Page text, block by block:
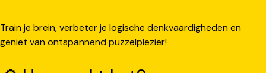
Train je brein, verbeter je logische denkvaardigheden en
geniet van ontspannend puzzelplezier!